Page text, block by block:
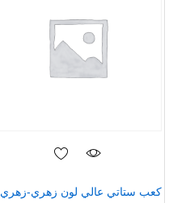
كعب ستاتي عالي لون زهري-زهري